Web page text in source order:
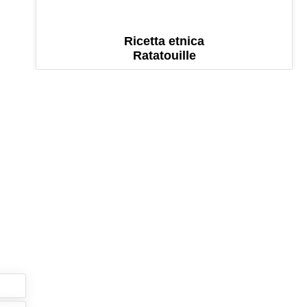
Ricetta etnica
Ratatouille